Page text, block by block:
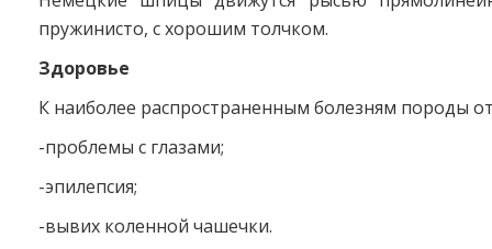
пружинисто, с хорошим толчком.
Здоровье
К наиболее распространенным болезням породы
-проблемы с глазами;
-эпилепсия;
-вывих коленной чашечки.